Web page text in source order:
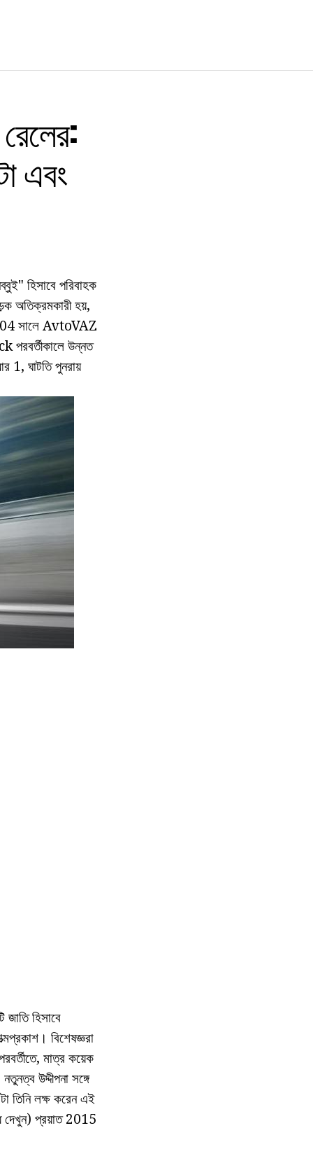
এবং
হিসাবে পরিবাহক
অতিক্রমকারী হয়,
সালে AvtoVAZ
উন্নত
1, ঘাটতি পুনরায়
হিসাবে
বিশেষজ্ঞরা
মাত্র কয়েক
উদ্দীপনা সঙ্গে
তিনি লক্ষ করেন এই
দেখুন) প্রয়াত 2015